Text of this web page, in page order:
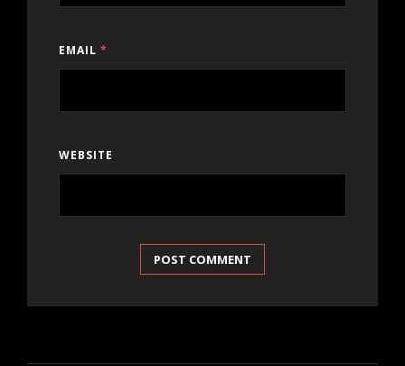
EMAIL *
WEBSITE